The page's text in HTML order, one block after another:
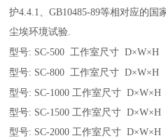
护4.4.1、GB10485-89等相对应的国
尘埃环境试验.
型号: SC-500工作室尺寸 D×W×H
型号: SC-800工作室尺寸 D×W×H
型号: SC-1000工作室尺寸 D×W×H
型号: SC-1500工作室尺寸 D×W×H
型号: SC-2000工作室尺寸 D×W×H